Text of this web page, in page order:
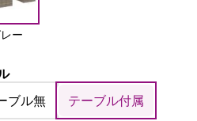
ー
ブル無
テーブル付属